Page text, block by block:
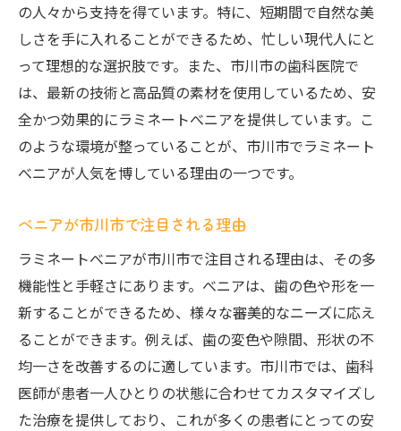
の人々から支持を得ています。特に、短期間で自然な美
しさを手に入れることができるため、忙しい現代人にと
って理想的な選択肢です。また、市川市の歯科医院で
は、最新の技術と高品質の素材を使用しているため、安
全かつ効果的にラミネートべニアを提供しています。こ
のような環境が整っていることが、市川市でラミネート
べニアが人気を博している理由の一つです。
べニアが市川市で注目される理由
ラミネートべニアが市川市で注目される理由は、その多
機能性と手軽さにあります。べニアは、歯の色や形を一
新することができるため、様々な審美的なニーズに応え
ることができます。例えば、歯の変色や隙間、形状の不
均一さを改善するのに適しています。市川市では、歯科
医師が患者一人ひとりの状態に合わせてカスタマイズし
た治療を提供しており、これが多くの患者にとっての安